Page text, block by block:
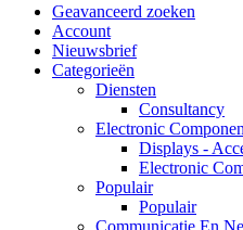
Geavanceerd zoeken
Account
Nieuwsbrief
Categorieën
Diensten
Consultancy
Electronic
Displays -
Electronic
Populair
Populair
Communicatie En